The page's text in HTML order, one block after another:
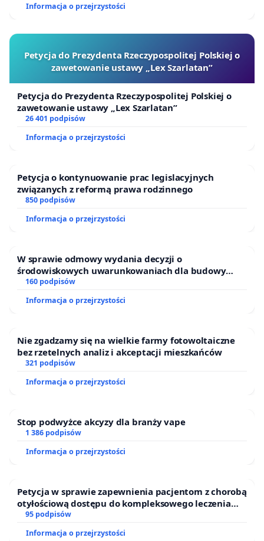
Informacja o przejrzystości
Petycja do Prezydenta Rzeczypospolitej Polskiej o
zawetowanie ustawy „Lex Szarlatan”
Petycja do Prezydenta Rzeczypospolitej Polskiej o
zawetowanie ustawy „Lex Szarlatan”
26 401 podpisów
Informacja o przejrzystości
Petycja o kontynuowanie prac legislacyjnych
związanych z reformą prawa rodzinnego
850 podpisów
Informacja o przejrzystości
W sprawie odmowy wydania decyzji o
środowiskowych uwarunkowaniach dla budowy
zakładu wytwarzania biometanu „Krynki” w
Puszczy Knyszyńskiej
160 podpisów
Informacja o przejrzystości
Nie zgadzamy się na wielkie farmy fotowoltaiczne
bez rzetelnych analiz i akceptacji mieszkańców
321 podpisów
Informacja o przejrzystości
Stop podwyżce akcyzy dla branży vape
1 386 podpisów
Informacja o przejrzystości
Petycja w sprawie zapewnienia pacjentom z chorobą
otyłościową dostępu do kompleksowego leczenia
oraz programów profilaktycznych.
95 podpisów
Informacja o przejrzystości